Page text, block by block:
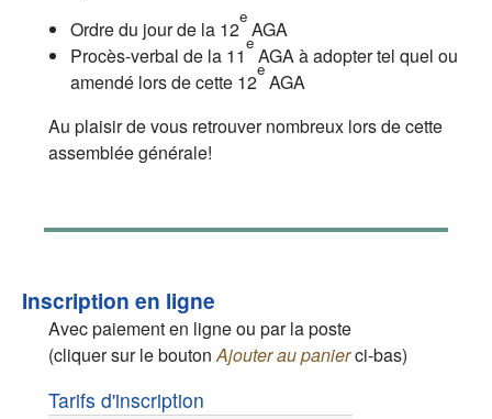
Ordre du jour de la 12
e
AGA
Procès-verbal de la 11
e
AGA à adopter tel quel ou
amendé lors de cette 12
e
AGA
Au plaisir de vous retrouver nombreux lors de cette
assemblée générale!
Inscription en ligne
Avec paiement en ligne ou par la poste
(cliquer sur le boutonAjouter au panierci-bas)
Tarifs d'inscription